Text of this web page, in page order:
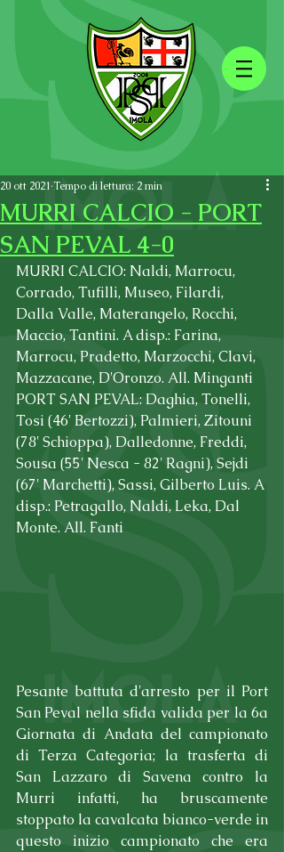
MURRI CALCIO - PORT
SAN PEVAL 4-0
20 ott 2021 Tempo di lettura: 2 min
MURRI CALCIO: Naldi, Marrocu,
Corrado, Tufilli, Museo, Filardi,
Dalla Valle, Materangelo, Rocchi,
Maccio, Tantini. A disp.: Farina,
Marrocu, Pradetto, Marzocchi, Clavi,
Mazzacane, D'Oronzo. All. Minganti
PORT SAN PEVAL: Daghia, Tonelli,
Tosi (46' Bertozzi), Palmieri, Zitouni
(78' Schioppa), Dalledonne, Freddi,
Sousa (55' Nesca - 82' Ragni), Sejdi
(67' Marchetti), Sassi, Gilberto Luis. A
disp.: Petragallo, Naldi, Leka, Dal
Monte. All. Fanti
Pesante battuta d'arresto per il Port
San Peval nella sfida valida per la 6a
Giornata di Andata del campionato
di Terza Categoria; la trasferta di
San Lazzaro di Savena contro la
Murri infatti, ha bruscamente
stoppato la cavalcata bianco-verde in
questo inizio campionato che era